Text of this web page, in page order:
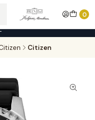
0
a 100,00€ - Todas as
de stock.
Citizen